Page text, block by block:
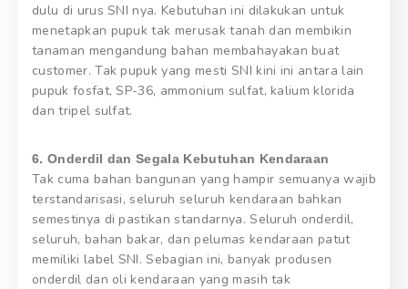
dulu di urus SNI nya. Kebutuhan ini dilakukan untuk
menetapkan pupuk tak merusak tanah dan membikin
tanaman mengandung bahan membahayakan buat
customer. Tak pupuk yang mesti SNI kini ini antara lain
pupuk fosfat, SP-36, ammonium sulfat, kalium klorida
dan tripel sulfat.
6. Onderdil dan Segala Kebutuhan Kendaraan
Tak cuma bahan bangunan yang hampir semuanya wajib
terstandarisasi, seluruh seluruh kendaraan bahkan
semestinya di pastikan standarnya. Seluruh onderdil,
seluruh, bahan bakar, dan pelumas kendaraan patut
memiliki label SNI. Sebagian ini, banyak produsen
onderdil dan oli kendaraan yang masih tak